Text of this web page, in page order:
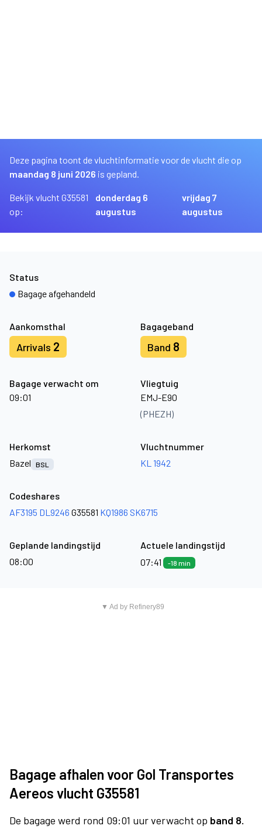
Deze pagina toont de vluchtinformatie voor de vlucht die op
maandag 8 juni 2026 is gepland.
Bekijk vlucht G35581
op:
donderdag 6
augustus
vrijdag 7
augustus
Aankomsthal
Arrivals 2
Bagageband
Band 8
Bagage verwacht om
09:01
Vliegtuig
EMJ-E90
(PHEZH)
Status
Bagage afgehandeld
Herkomst
Bazel
BSL
Vluchtnummer
KL 1942
Codeshares
AF3195 DL9246 G35581 KQ1986 SK6715
Geplande landingstijd
08:00
Actuele landingstijd
07:41
-18 min
▼ Ad by Refinery89
Bagage afhalen voor Gol Transportes
Aereos vlucht G35581
De bagage werd rond 09:01 uur verwacht op band 8.